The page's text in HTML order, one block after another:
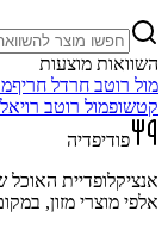
השוואות מוצעות
מול רוטב חרדל חריף
קטשופמול רוטב רויאל
פודיפדיה
אנציקלופדיית האוכל
אלפי מוצרי מזון,